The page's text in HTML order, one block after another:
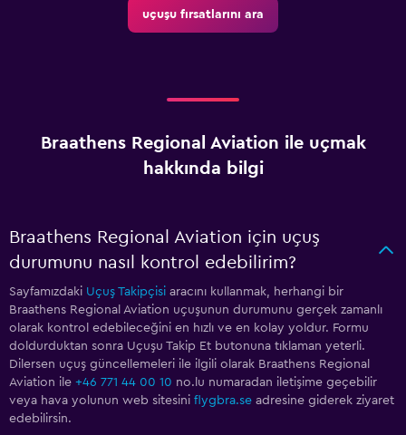
uçuşu fırsatlarını ara
Braathens Regional Aviation ile uçmak
hakkında bilgi
Braathens Regional Aviation için uçuş
durumunu nasıl kontrol edebilirim?
Sayfamızdaki Uçuş Takipçisi aracını kullanmak, herhangi bir
Braathens Regional Aviation uçuşunun durumunu gerçek zamanlı
olarak kontrol edebileceğini en hızlı ve en kolay yoldur. Formu
doldurduktan sonra Uçuşu Takip Et butonuna tıklaman yeterli.
Dilersen uçuş güncellemeleri ile ilgili olarak Braathens Regional
Aviation ile +46 771 44 00 10 no.lu numaradan iletişime geçebilir
veya hava yolunun web sitesini flygbra.se adresine giderek ziyaret
edebilirsin.